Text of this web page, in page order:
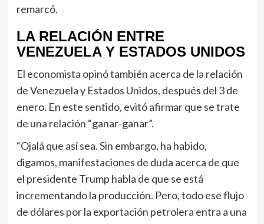
remarcó.
LA RELACIÓN ENTRE
VENEZUELA Y ESTADOS UNIDOS
El economista opinó también acerca de la relación
de Venezuela y Estados Unidos, después del 3 de
enero. En este sentido, evitó afirmar que se trate
de una relación “ganar-ganar”.
“Ojalá que así sea. Sin embargo, ha habido,
digamos, manifestaciones de duda acerca de que
el presidente Trump habla de que se está
incrementando la producción. Pero, todo ese flujo
de dólares por la exportación petrolera entra a una